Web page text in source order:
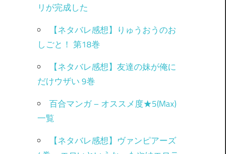
リが完成した
【ネタバレ感想】りゅうおうのお
しごと！ 第18巻
【ネタバレ感想】友達の妹が俺に
だけウザい 9巻
百合マンガ – オススメ度★5(Max)
一覧
【ネタバレ感想】ヴァンピアーズ